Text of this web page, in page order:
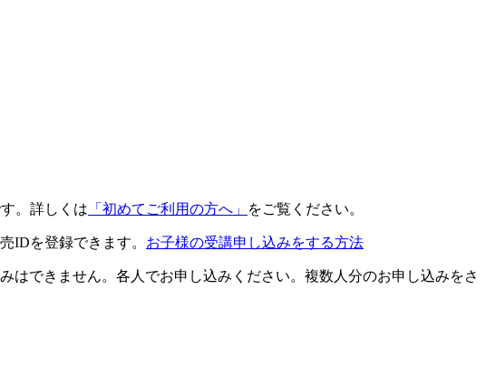
。詳しくは 「初めてご利用の方へ」 をご覧ください。
IDを登録できます。 お子様の受講申し込みをする方法
できません。各人でお申し込みください。複数人分のお申し込みをさ